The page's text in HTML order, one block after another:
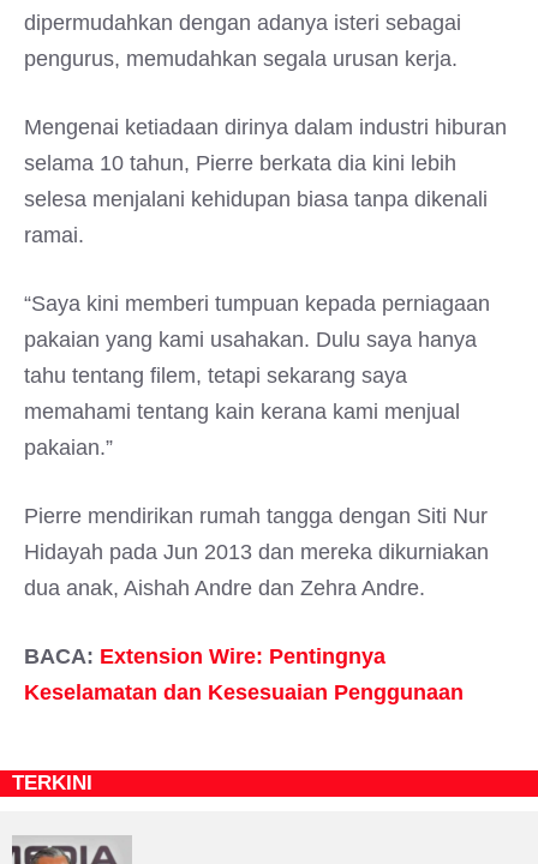
dipermudahkan dengan adanya isteri sebagai
pengurus, memudahkan segala urusan kerja.
Mengenai ketiadaan dirinya dalam industri hiburan
selama 10 tahun, Pierre berkata dia kini lebih
selesa menjalani kehidupan biasa tanpa dikenali
ramai.
“Saya kini memberi tumpuan kepada perniagaan
pakaian yang kami usahakan. Dulu saya hanya
tahu tentang filem, tetapi sekarang saya
memahami tentang kain kerana kami menjual
pakaian.”
Pierre mendirikan rumah tangga dengan Siti Nur
Hidayah pada Jun 2013 dan mereka dikurniakan
dua anak, Aishah Andre dan Zehra Andre.
BACA: Extension Wire: Pentingnya
Keselamatan dan Kesesuaian Penggunaan
TERKINI